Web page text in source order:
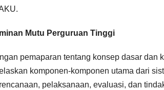
Mutu Perguruan Tinggi
pemaparan tentang konsep dasar dan
komponen-komponen utama dari
pelaksanaan, evaluasi, dan